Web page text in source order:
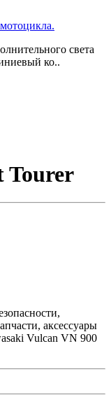
света
ко..
Tourer
аксессуары
Vulcan VN 900